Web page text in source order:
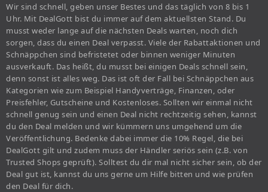
Wir sind schnell, geben unser Bestes und das täglich von 8 bis 1
Uhr. Mit DealGott bist du immer auf dem aktuellsten Stand. Du
musst weder lange auf die nächsten Deals warten, noch dich
sorgen, dass du einen Deal verpasst. Viele der Rabattaktionen und
Schnäppchen sind befristetet oder binnen weniger Minuten
ausverkauft. Das heißt, du musst bei einigen Deals schnell sein,
denn sonst ist alles weg. Das ist oft der Fall bei Schnäppchen aus
Kategorien wie zum Beispiel Handyverträge, Finanzen, oder
Preisfehler, Gutscheine und Kostenloses. Sollten wir einmal nicht
schnell genug sein und einen Deal nicht rechtzeitig sehen, kannst
du den Deal melden und wir kümmern uns umgehend um die
Veröffentlichung. Bedenke dabei immer die 10% Regel, die bei
DealGott gilt und zudem muss der Händler seriös sein (z.B. von
Trusted Shops geprüft). Solltest du dir mal nicht sicher sein, ob der
Deal gut ist, kannst du uns gerne um Hilfe bitten und wie prüfen
den Deal für dich.